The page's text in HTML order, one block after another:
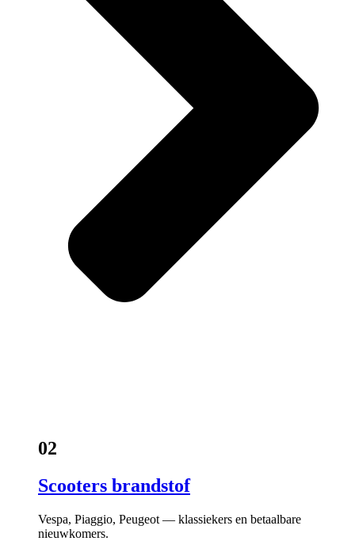
02
Scooters brandstof
Vespa, Piaggio, Peugeot — klassiekers en betaalbare
nieuwkomers.